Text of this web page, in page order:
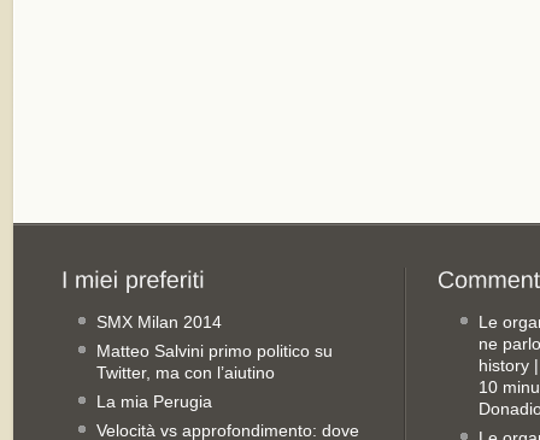
SMX Milan 2014
Matteo Salvini primo politico su
Twitter, ma con l’aiutino
La mia Perugia
Velocità vs approfondimento: dove
Le
ne
history
10